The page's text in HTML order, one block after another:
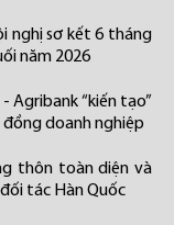
nghị sơ kết 6 tháng
năm 2026
Agribank “kiến tạo”
doanh nghiệp
thôn toàn diện và
tác Hàn Quốc